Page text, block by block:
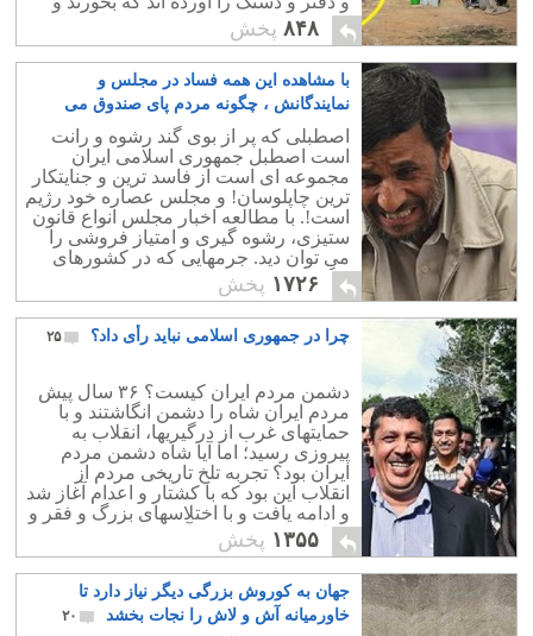
ببرند.پس استانی کردن و تمرکز انتخابات
چندان مهم نیست!
۸۴۸ پخش
با مشاهده این همه فساد در مجلس و
نمایندگانش ، چگونه مردم پای صندوق می
روند؟
۴
اصطبلی که پر از بوی گند رشوه و رانت
است اصطبل جمهوری اسلامی ایران
مجموعه ای است از فاسد ترین و جنایتکار
ترین چاپلوسان! و مجلس عصاره خود رژیم
است!. با مطالعه اخبار مجلس انواع قانون
ستیزی، رشوه گیری و امتیاز فروشی را
می توان دید. جرمهایی که در کشورهای
دیگر مجرم را به استعفا و زندان وامی
دارد.
۱۷۲۶ پخش
چرا در جمهوری اسلامی نباید رأی داد؟ ۲۵
دشمن مردم ایران کیست؟ ۳۶ سال پیش
مردم ایران شاه را دشمن انگاشتند و با
حمایتهای غرب از درگیریها، انقلاب به
پیروزی رسید؛ اما آیا شاه دشمن مردم
ایران بود؟ تجربه تلخ تاریخی مردم از
انقلاب این بود که با کشتار و اعدام آغاز شد
و ادامه یافت و با اختلاسهای بزرگ و فقر و
بیکاری کمر شکن به آرمانهایش رسید!
۱۳۵۵ پخش
جهان به کوروش بزرگی دیگر نیاز دارد تا
خاورمیانه آش و لاش را نجات بخشد
۲۰